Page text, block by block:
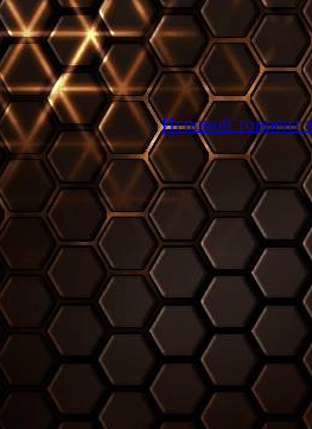
Игровой торрент трекер games-